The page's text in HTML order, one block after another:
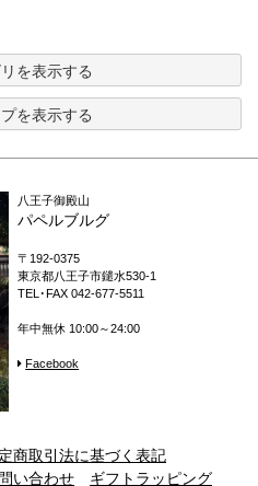
を表示する
を表示する
八王子御殿山
パペルブルグ
〒192-0375
東京都八王子市鑓水530-1
TEL･FAX 042-677-5511
年中無休 10:00～24:00
Facebook
商取引法に基づく表記
い合わせ ギフトラッピング